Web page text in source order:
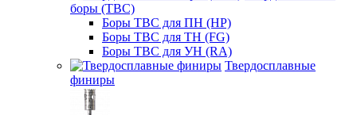
боры (ТВС)
Боры ТВС для ПН (HP)
Боры ТВС для ТН (FG)
Боры ТВС для УН (RA)
Твердосплавные
финиры